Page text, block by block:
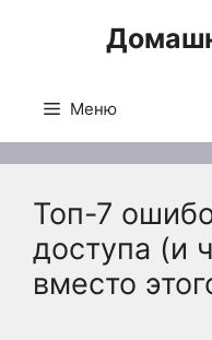
Меню
Топ-7
доступа (и
вместо